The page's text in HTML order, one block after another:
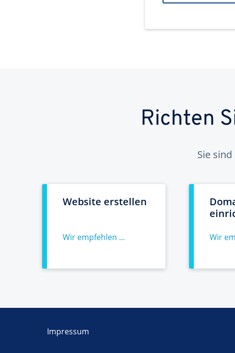
Richten
Sie
Website erstellen
Wir empfehlen ... Wir
Impressum